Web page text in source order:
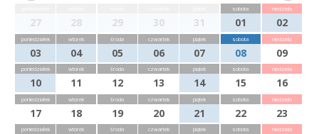
27 28 29 30 31
sobota
01
niedziela
02
poniedziałek
03
wtorek
04
środa
05
czwartek
06
piątek
07
sobota
08
niedziela
09
poniedziałek
10
wtorek
11
środa
12
czwartek
13
piątek
14
sobota
15
niedziela
16
poniedziałek
17
wtorek
18
środa
19
czwartek
20
piątek
21
sobota
22
niedziela
23
poniedziałek wtorek środa czwartek piątek sobota niedziela